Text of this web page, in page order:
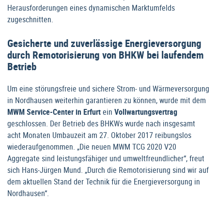
Herausforderungen eines dynamischen Marktumfelds
zugeschnitten.
Gesicherte und zuverlässige Energieversorgung
durch Remotorisierung von BHKW bei laufendem
Betrieb
Um eine störungsfreie und sichere Strom- und Wärmeversorgung
in Nordhausen weiterhin garantieren zu können, wurde mit dem
MWM Service-Center in Erfurtein Vollwartungsvertrag
geschlossen. Der Betrieb des BHKWs wurde nach insgesamt
acht Monaten Umbauzeit am 27. Oktober 2017 reibungslos
wiederaufgenommen. „Die neuen MWM TCG 2020 V20
Aggregate sind leistungsfähiger und umweltfreundlicher“, freut
sich Hans-Jürgen Mund. „Durch die Remotorisierung sind wir auf
dem aktuellen Stand der Technik für die Energieversorgung in
Nordhausen“.